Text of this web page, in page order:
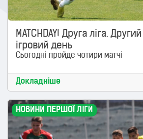
MATCHDAY! Друга ліга.
ігровий день
Сьогодні пройде чотири матчі
Докладніше
НОВИНИ ПЕРШОЇ ЛІГИ